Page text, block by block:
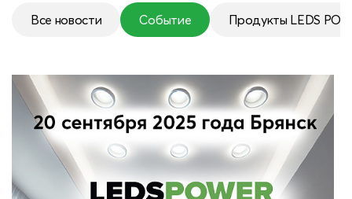
КОНТАКТЫ
Все новости
Событие
Событие
Продукты LEDS